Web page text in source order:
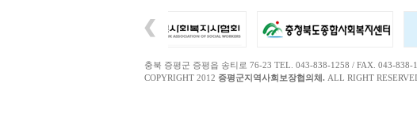
충북 증평군 증평읍 송티로 76-23 TEL. 043-838-1258 / FAX. 043-838-
COPYRIGHT 2012 증평군지역사회보장협의체. ALL RIGHT